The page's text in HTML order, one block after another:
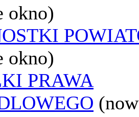
okno)
okno)
PRAWA